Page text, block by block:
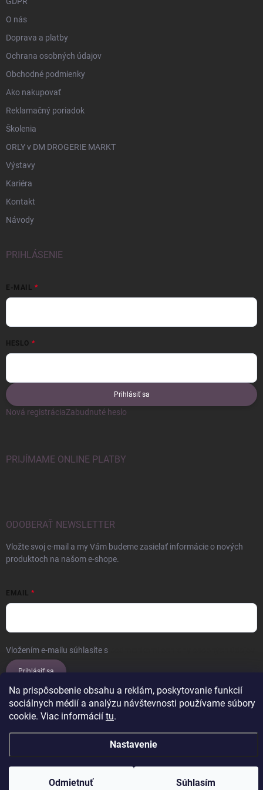
Na prispôsobenie obsahu a reklám, poskytovanie funkcií
sociálnych médií a analýzu návštevnosti používame súbory
cookie. Viac informácií tu.
Nastavenie
Odmietnuť Súhlasím
O nás
Doprava a platby
Ochrana osobných údajov
Obchodné podmienky
Ako nakupovať
Reklamačný poriadok
Školenia
ORLY v DM DROGERIE MARKT
Výstavy
Kariéra
Kontakt
Návody
PRIHLÁSENIE
E-MAIL
HESLO
Prihlásiť sa
Nová registráciaZabudnuté heslo
PRIJÍMAME ONLINE PLATBY
ODOBERAŤ NEWSLETTER
Vložte svoj e-mail a my Vám budeme zasielať informácie o nových
produktoch na našom e-shope.
EMAIL
Vložením e-mailu súhlasíte s
Prihlásiť sa